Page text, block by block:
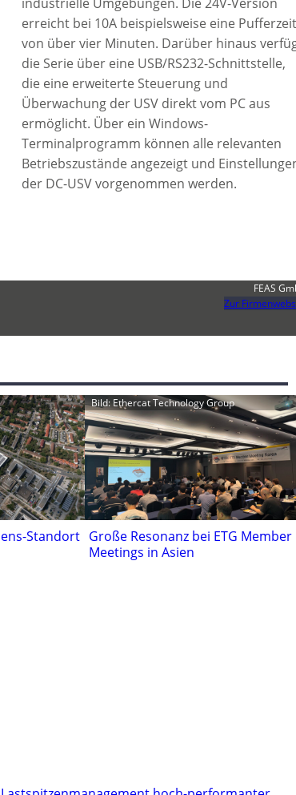
erreicht bei 10A beispielsweise eine Pufferzeit
von über vier Minuten. Darüber hinaus
die Serie über eine USB/RS232-Schnittstelle,
die eine erweiterte Steuerung und
Überwachung der USV direkt vom PC aus
ermöglicht. Über ein Windows-
Terminalprogramm können alle relevanten
Betriebszustände angezeigt und
der DC-USV vorgenommen werden.
FEAS
Zur
Standort
Bild: Ethercat Technology Group
Große Resonanz bei ETG Member
Meetings in Asien